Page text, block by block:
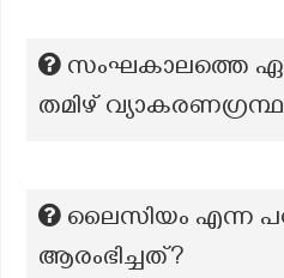
സംഘകാലത്തെ
തമിഴ്
ലൈസിയം എന്ന
ആരംഭിച്ചത്?